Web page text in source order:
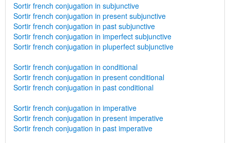
Sortir french conjugation in subjunctive
Sortir french conjugation in present subjunctive
Sortir french conjugation in past subjunctive
Sortir french conjugation in imperfect subjunctive
Sortir french conjugation in pluperfect subjunctive
Sortir french conjugation in conditional
Sortir french conjugation in present conditional
Sortir french conjugation in past conditional
Sortir french conjugation in imperative
Sortir french conjugation in present imperative
Sortir french conjugation in past imperative